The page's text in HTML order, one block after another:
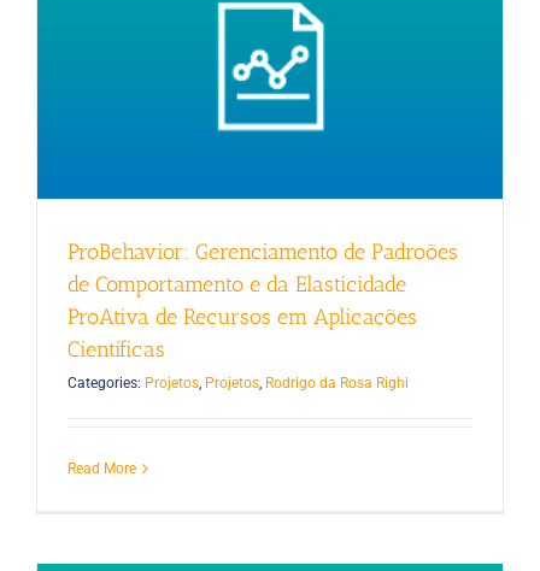
ProBehavior: Gerenciamento de Padroões
de Comportamento e da Elasticidade
ProAtiva de Recursos em Aplicações
Científicas
Categories: Projetos, Projetos, Rodrigo da Rosa Righi
Read More